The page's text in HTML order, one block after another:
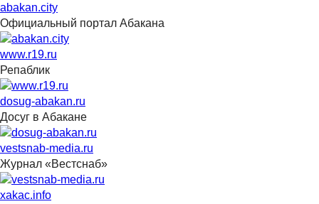
abakan.city
Официальный портал Абакана
www.r19.ru
Репаблик
dosug-abakan.ru
Досуг в Абакане
vestsnab-media.ru
Журнал «Вестснаб»
xakac.info